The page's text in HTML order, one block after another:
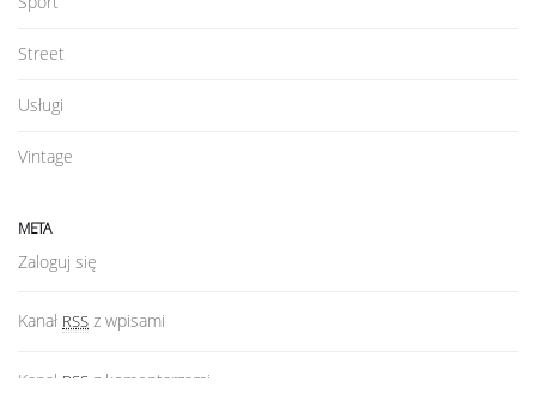
Street
Usługi
Vintage
META
Zaloguj się
Kanał RSS z wpisami
Kanał RSS z komentarzami